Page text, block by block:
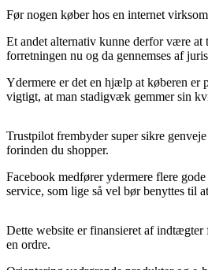
Før nogen køber hos en internet
Et andet alternativ kunne derfor være at
forretningen nu og da gennemses af
Ydermere er det en hjælp at køberen er
vigtigt, at man stadigvæk gemmer sin
Trustpilot frembyder super sikre
forinden du shopper.
Facebook medfører ydermere flere
service, som lige så vel bør benyttes til
Dette website er finansieret af
en ordre.